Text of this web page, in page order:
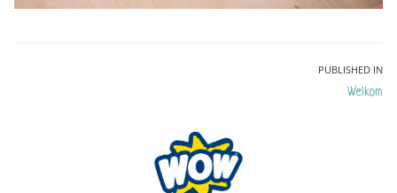
PUBLISHED IN
Welkom